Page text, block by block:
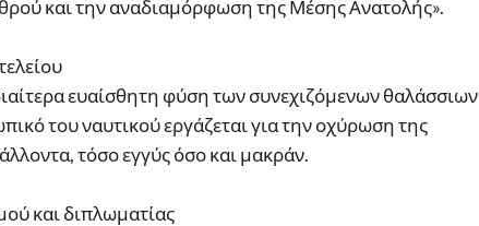
και την αναδιαμόρφωση της Μέσης Ανατολής».
ευαίσθητη φύση των συνεχιζόμενων θαλάσσιων
του ναυτικού εργάζεται για την οχύρωση της
τόσο εγγύς όσο και μακράν.
και διπλωματίας